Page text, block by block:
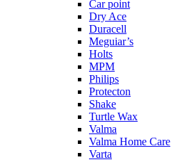
Car point
Dry Ace
Duracell
Meguiar’s
Holts
MPM
Philips
Protecton
Shake
Turtle Wax
Valma
Valma Home Care
Varta